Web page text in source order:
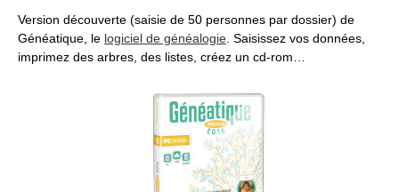
Version découverte (saisie de 50 personnes par dossier) de
Généatique, le logiciel de généalogie . Saisissez vos données,
imprimez des arbres, des listes, créez un cd-rom…